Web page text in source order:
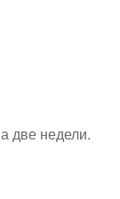
две недели.